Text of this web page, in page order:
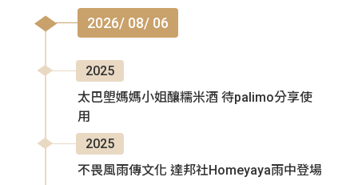
2026/ 08/ 06
2025
太巴塱媽媽小姐釀糯米酒 待palimo分享使
用
2025
不畏風雨傳文化 達邦社Homeyaya雨中登場